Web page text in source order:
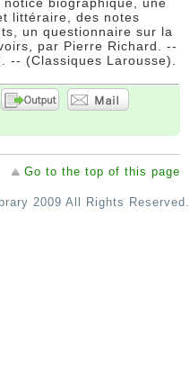
notice biographique, une
littéraire, des notes
un questionnaire sur la
par Pierre Richard. --
-- (Classiques Larousse).
Go to the top of this page
2009 All Rights Reserved.